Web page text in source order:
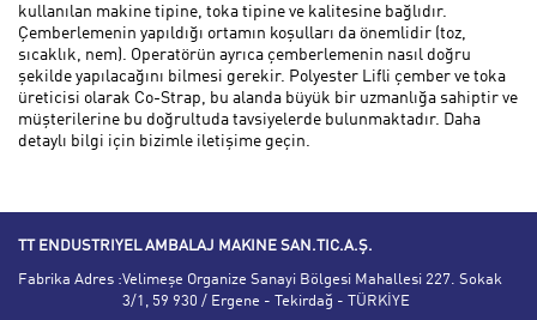
kullanılan makine tipine, toka tipine ve kalitesine bağlıdır.
Çemberlemenin yapıldığı ortamın koşulları da önemlidir (toz,
sıcaklık, nem). Operatörün ayrıca çemberlemenin nasıl doğru
şekilde yapılacağını bilmesi gerekir. Polyester Lifli çember ve toka
üreticisi olarak Co-Strap, bu alanda büyük bir uzmanlığa sahiptir ve
müşterilerine bu doğrultuda tavsiyelerde bulunmaktadır. Daha
detaylı bilgi için bizimle iletişime geçin.
TT ENDUSTRIYEL AMBALAJ MAKINE SAN.TIC.A.Ş.
Fabrika Adres :Velimeşe Organize Sanayi Bölgesi Mahallesi 227. Sokak
3/1, 59 930 / Ergene - Tekirdağ - TÜRKİYE